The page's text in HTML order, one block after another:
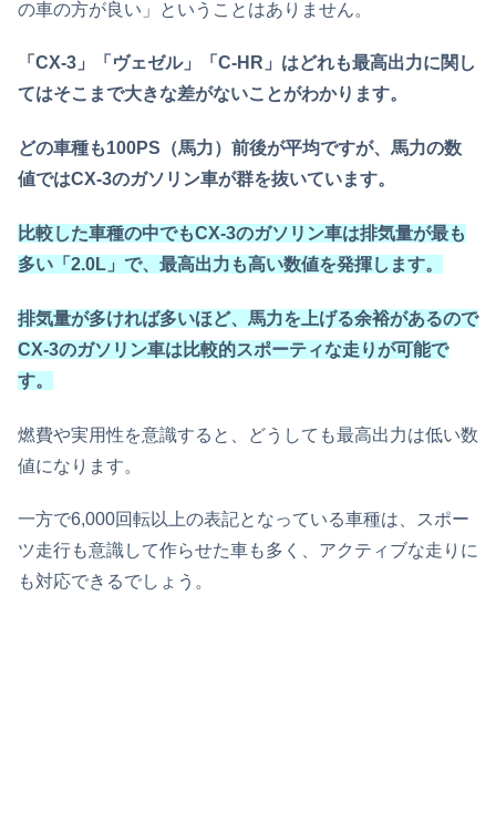
の車の方が良い」ということはありません。
「CX-3」「ヴェゼル」「C-HR」はどれも最高出力に関し
てはそこまで大きな差がないことがわかります。
どの車種も100PS（馬力）前後が平均ですが、馬力の数
値ではCX-3のガソリン車が群を抜いています。
比較した車種の中でもCX-3のガソリン車は排気量が最も
多い「2.0L」で、最高出力も高い数値を発揮します。
排気量が多ければ多いほど、馬力を上げる余裕があるので
CX-3のガソリン車は比較的スポーティな走りが可能で
す。
燃費や実用性を意識すると、どうしても最高出力は低い数
値になります。
一方で6,000回転以上の表記となっている車種は、スポー
ツ走行も意識して作らせた車も多く、アクティブな走りに
も対応できるでしょう。